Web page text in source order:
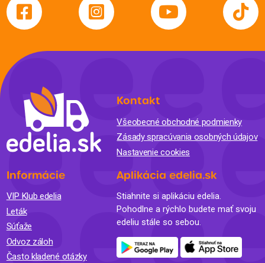
Kontakt
Všeobecné obchodné podmienky
Zásady spracúvania osobných údajov
Nastavenie cookies
Informácie
VIP Klub edelia
Leták
Súťaže
Odvoz záloh
Často kladené otázky
Aplikácia edelia.sk
Stiahnite si aplikáciu edelia.
Pohodlne a rýchlo budete mať svoju
edeliu stále so sebou.